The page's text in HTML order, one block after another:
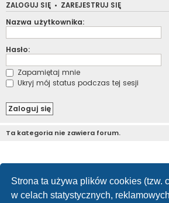
Strona ta używa plików cookies (tzw.
w celach statystycznych,
ZALOGUJ SIĘ • ZAREJESTRUJ SIĘ
Nazwa użytkownika:
Hasło:
Zapamiętaj mnie
Ukryj mój status podczas tej sesji
Ta kategoria nie zawiera forum.
Portal Forum